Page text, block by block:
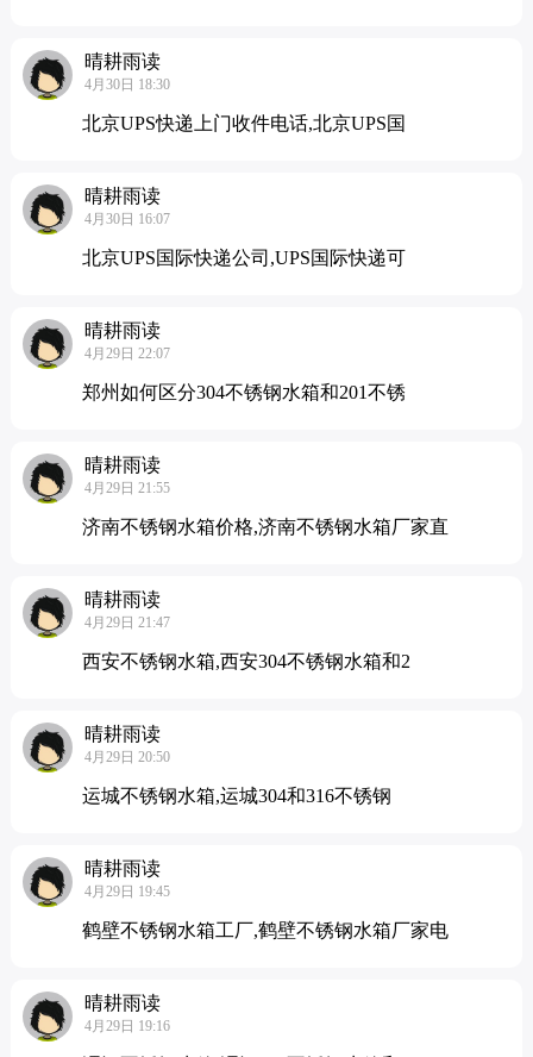
晴耕雨读
4月30日 18:30
北京UPS快递上门收件电话,北京UPS国
晴耕雨读
4月30日 16:07
北京UPS国际快递公司,UPS国际快递可
晴耕雨读
4月29日 22:07
郑州如何区分304不锈钢水箱和201不锈
晴耕雨读
4月29日 21:55
济南不锈钢水箱价格,济南不锈钢水箱厂家直
晴耕雨读
4月29日 21:47
西安不锈钢水箱,西安304不锈钢水箱和2
晴耕雨读
4月29日 20:50
运城不锈钢水箱,运城304和316不锈钢
晴耕雨读
4月29日 19:45
鹤壁不锈钢水箱工厂,鹤壁不锈钢水箱厂家电
晴耕雨读
4月29日 19:16